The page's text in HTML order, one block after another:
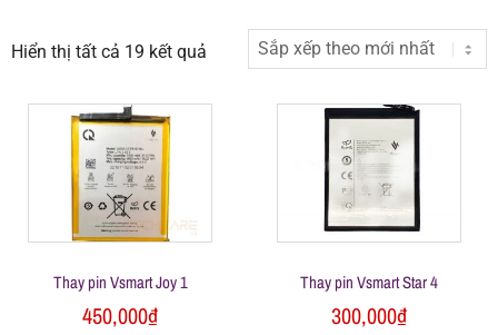
P
h
t
M
Hiển thị tất cả 19 kết quả
Thay pin Vsmart Joy 1
450,000₫
Thay pin Vsmart Star 4
300,000₫